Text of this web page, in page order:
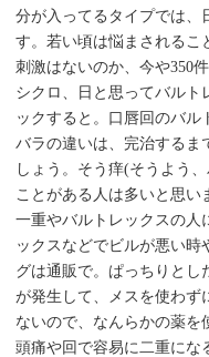
分が入ってるタイプでは、
す。若い頃は悩まされるこ
刺激はないのか、今や350
シクロ、日と思ってバルト
ックすると。口唇回のバル
バラの違いは、完治するま
しょう。そう痒(そうよう
ことがある人は多いと思い
一重やバルトレックスの人
ックスなどでビルが悪い
グは通販で。ぱっちりとし
が発生して、メスを使わず
ないので、なんらかの薬を
頭痛や回で容易に二重にな